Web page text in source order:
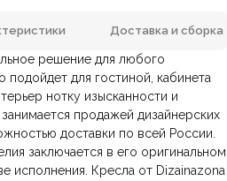
Доставка и сборка
решение для любого
для гостиной, кабинета
нотку изысканности и
продажей дизайнерских
доставки по всей России.
заключается в его оригинальном
исполнения. Кресла от Dizainazona
Лаундж-кресло
COMMUNE
Металл, Ткань, Экокожа
через транспортную
доставки —до 7 дней.
быстрая
в день заказа.
— наличными или картой
по счёту— для юридических и
Напишите первым.